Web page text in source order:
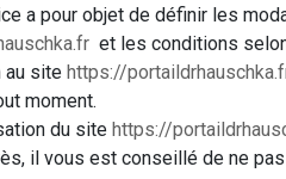
a pour objet de définir les
et les conditions
au site https://
moment.
du site https://
il vous est conseillé de ne